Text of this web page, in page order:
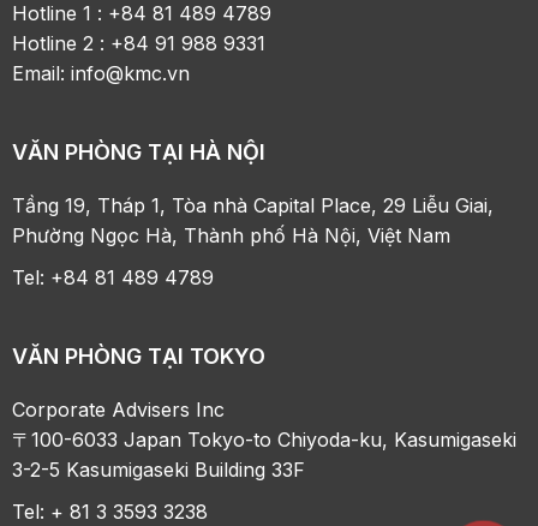
Hotline 1 : +84 81 489 4789
Hotline 2 : +84 91 988 9331
Email:info@kmc.vn
VĂN PHÒNG TẠI HÀ NỘI
Tầng 19, Tháp 1, Tòa nhà Capital Place, 29 Liễu Giai,
Phường Ngọc Hà, Thành phố Hà Nội, Việt Nam
Tel: +84 81 489 4789
VĂN PHÒNG TẠI TOKYO
Corporate Advisers Inc
〒100-6033 Japan Tokyo-to Chiyoda-ku, Kasumigaseki
3-2-5 Kasumigaseki Building 33F
Tel: + 81 3 3593 3238